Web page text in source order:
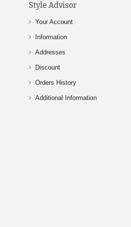
Style Advisor
Your Account
Information
Addresses
Discount
Orders History
Additional Information